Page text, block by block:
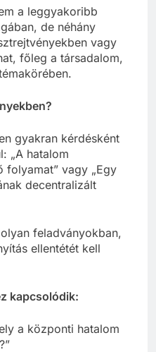
a leggyakoribb
de néhány
vagy
főleg a társadalom,
gyakran kérdésként
„A hatalom
folyamat” vagy „Egy
decentralizált
feladványokban,
ellentétét kell
kapcsolódik:
a központi hatalom